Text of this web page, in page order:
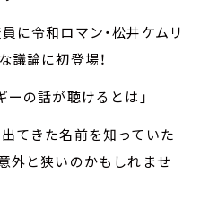
に令和ロマン・松井ケムリ
議論に初登場！
ーの話が聴けるとは」
てきた名前を知っていた
外と狭いのかもしれませ